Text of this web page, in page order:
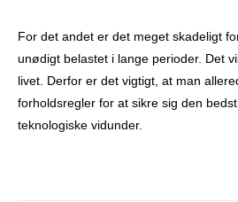
For det andet er det meget skadeligt
unødigt belastet i lange perioder. Det
livet. Derfor er det vigtigt, at man
forholdsregler for at sikre sig den
teknologiske vidunder.